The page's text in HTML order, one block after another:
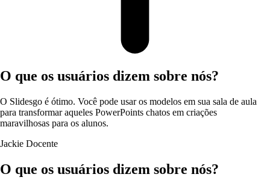
O que os usuários dizem sobre nós?
O Slidesgo é ótimo. Você pode usar os modelos em sua sala de aula
para transformar aqueles PowerPoints chatos em criações
maravilhosas para os alunos.
Jackie Docente
O que os usuários dizem sobre nós?